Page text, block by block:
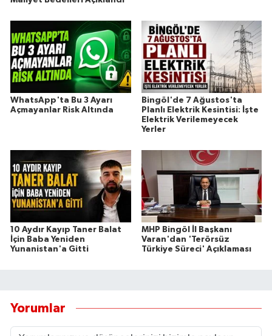
WhatsApp'ta Bu 3 Ayarı
Açmayanlar Risk Altında
Bingöl'de 7 Ağustos'ta
Planlı Elektrik Kesintisi: İşte
Elektrik Verilemeyecek
Yerler
10 Aydır Kayıp Taner Balat
İçin Baba Yeniden
Yunanistan'a Gitti
MHP Bingöl İl Başkanı
Varan'dan 'Terörsüz
Türkiye Süreci' Açıklaması
Yorumlar